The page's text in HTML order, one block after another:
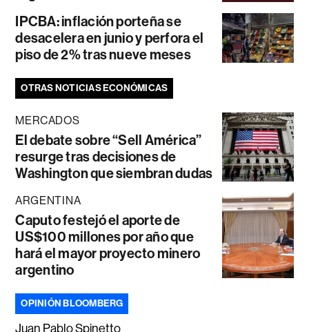
IPCBA: inflación porteña se
desacelera en junio y perfora el
piso de 2% tras nueve meses
OTRAS NOTICIAS ECONÓMICAS
MERCADOS
El debate sobre “Sell América”
resurge tras decisiones de
Washington que siembran dudas
ARGENTINA
Caputo festejó el aporte de
US$100 millones por año que
hará el mayor proyecto minero
argentino
OPINIÓN BLOOMBERG
Juan Pablo Spinetto